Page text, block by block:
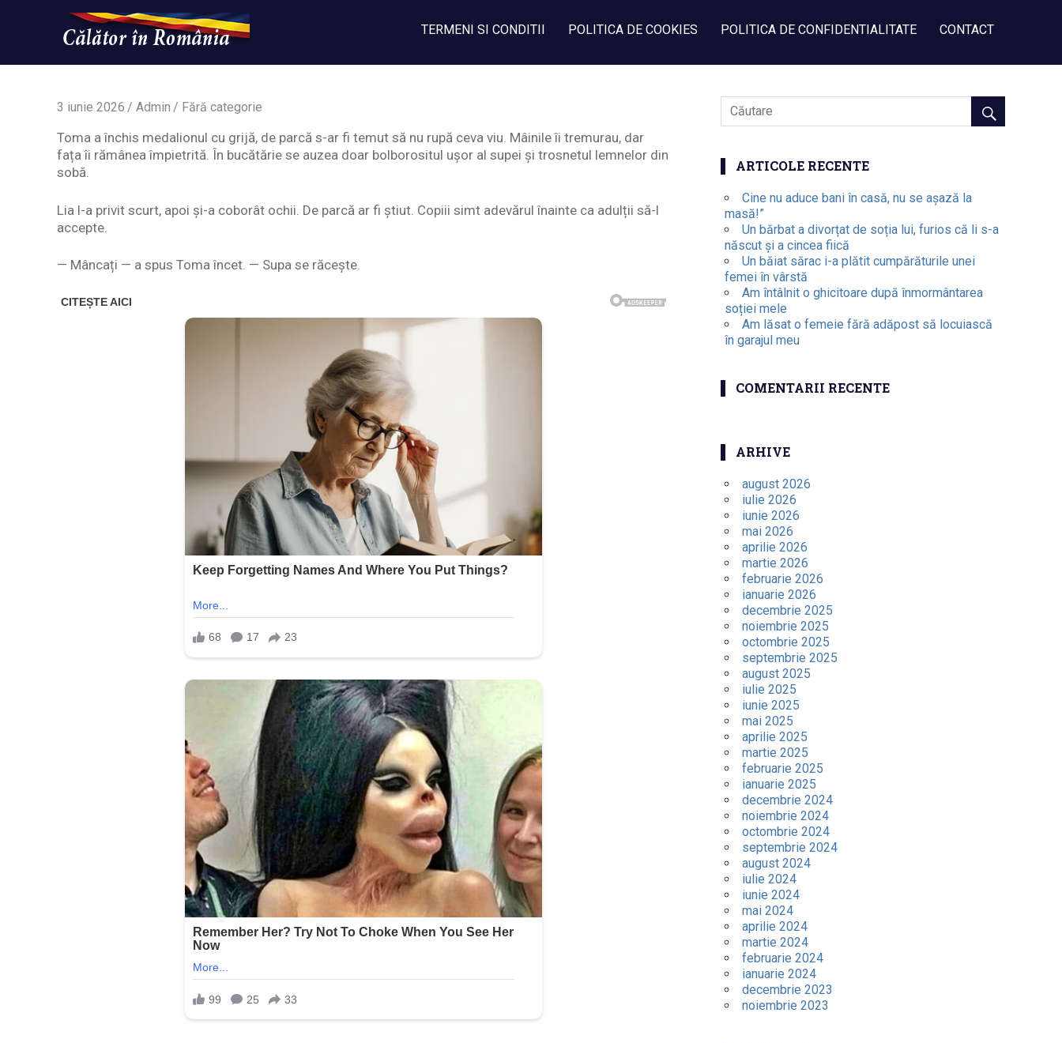
Calatorinromania
WordPress
TERMENI SI CONDITII POLITICA DE COOKIES POLITICA DE CONFIDENTIALITATE CONTACT
3 iunie 2026 Admin Fără categorie
Toma a închis medalionul cu grijă, de parcă s-ar fi temut să nu rupă ceva viu. Mâinile îi tremurau, dar
fața îi rămânea împietrită. În bucătărie se auzea doar bolborositul ușor al supei și trosnetul lemnelor din
sobă.
Lia l-a privit scurt, apoi și-a coborât ochii. De parcă ar fi știut. Copiii simt adevărul înainte ca adulții să-l
accepte.
— Mâncați — a spus Toma încet. — Supa se răcește.
ARTICOLE RECENTE
Cine nu aduce bani în casă, nu se așază la
masă!”
Un bărbat a divorțat de soția lui, furios că li s-a
născut și a cincea fiică
Un băiat sărac i-a plătit cumpărăturile unei
femei în vârstă
Am întâlnit o ghicitoare după înmormântarea
soției mele
Am lăsat o femeie fără adăpost să locuiască
în garajul meu
COMENTARII RECENTE
ARHIVE
august 2026
iulie 2026
iunie 2026
mai 2026
aprilie 2026
martie 2026
februarie 2026
ianuarie 2026
decembrie 2025
noiembrie 2025
octombrie 2025
septembrie 2025
august 2025
iulie 2025
iunie 2025
mai 2025
aprilie 2025
martie 2025
februarie 2025
ianuarie 2025
decembrie 2024
noiembrie 2024
octombrie 2024
septembrie 2024
august 2024
iulie 2024
iunie 2024
mai 2024
aprilie 2024
martie 2024
februarie 2024
ianuarie 2024
decembrie 2023
noiembrie 2023